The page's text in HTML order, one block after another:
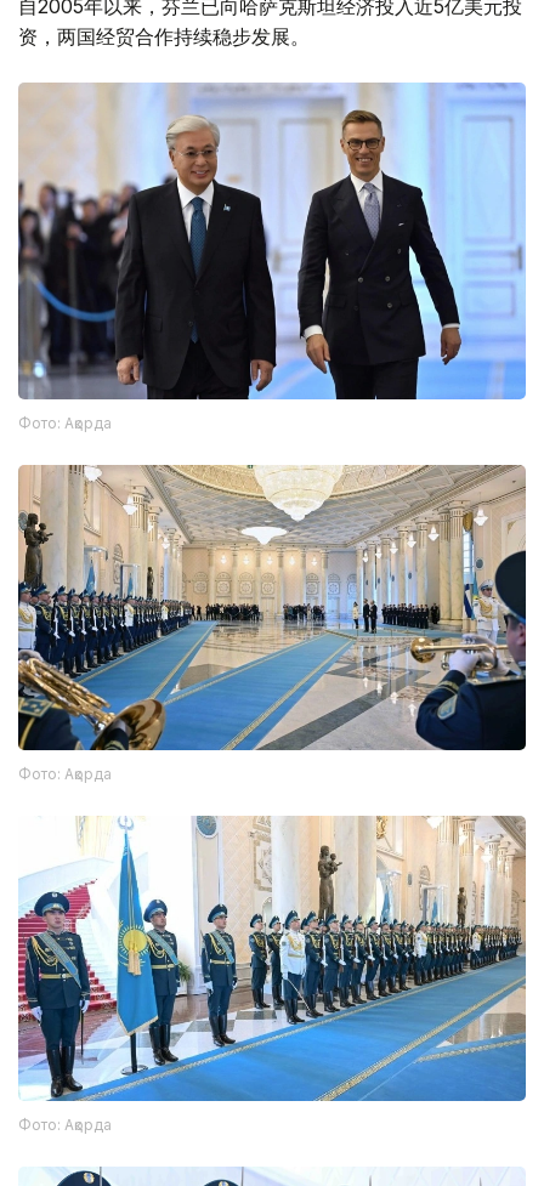
自2005年以来，芬兰已向哈萨克斯坦经济投入近5亿美元投
资，两国经贸合作持续稳步发展。
Фото: Ақорда
Фото: Ақорда
Фото: Ақорда